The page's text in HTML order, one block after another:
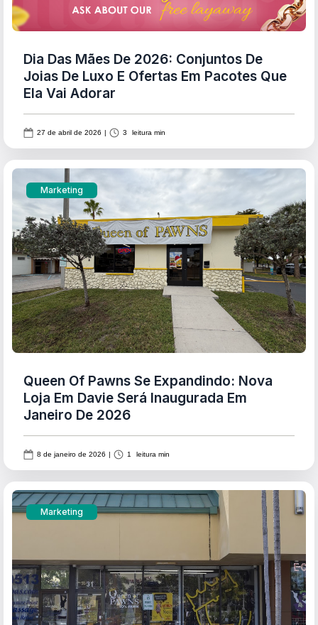
Dia Das Mães De 2026: Conjuntos De
Joias De Luxo E Ofertas Em Pacotes Que
Ela Vai Adorar
27 de abril de 2026 3 leitura min
Marketing
Queen Of Pawns Se Expandindo: Nova
Loja Em Davie Será Inaugurada Em
Janeiro De 2026
8 de janeiro de 2026 | 1 leitura min
Marketing